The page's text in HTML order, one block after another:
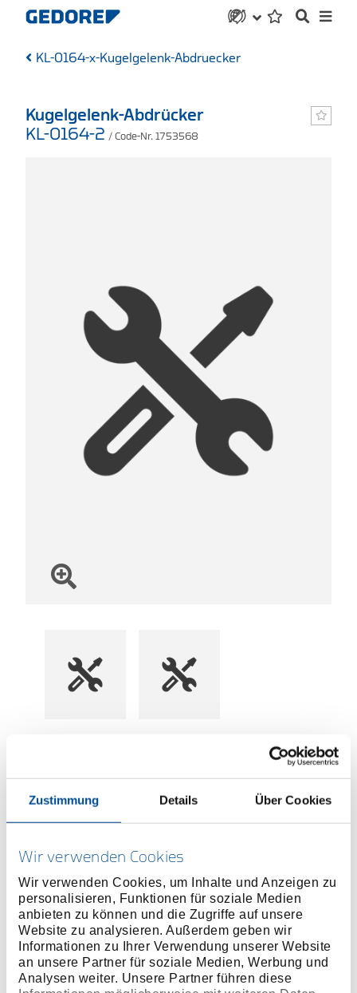
Zustimmung Details Über Cookies
Wir verwenden Cookies
Wir verwenden Cookies, um Inhalte und Anzeigen zu
personalisieren, Funktionen für soziale Medien
anbieten zu können und die Zugriffe auf unsere
Website zu analysieren. Außerdem geben wir
Informationen zu Ihrer Verwendung unserer Website
an unsere Partner für soziale Medien, Werbung und
Analysen weiter. Unsere Partner führen diese
KL-0164-x-Kugelgelenk-Abdruecker
Kugelgelenk-Abdrücker
KL-0164-2 / Code-Nr. 1753568
HÄNDLER FINDEN
Produktlinie EAN4046459021254
Produktbeschreibung